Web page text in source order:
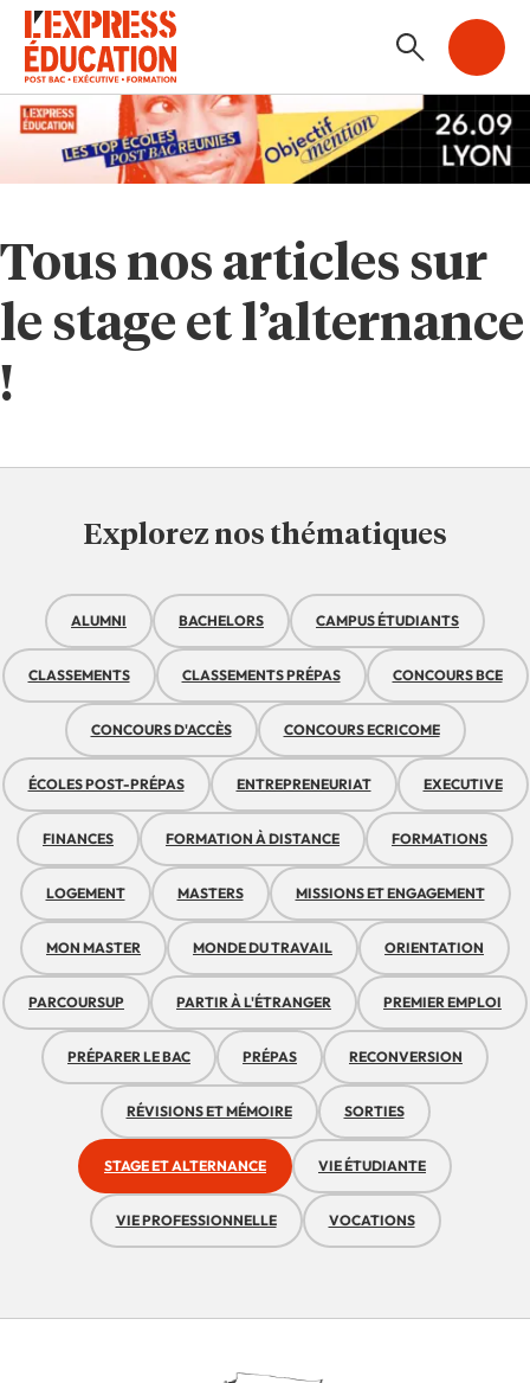
Tous nos articles sur
le stage et l’alternance
!
Explorez nos thématiques
ALUMNI BACHELORS CAMPUS ÉTUDIANTS
CLASSEMENTS CLASSEMENTS PRÉPAS CONCOURS BCE
CONCOURS D'ACCÈS CONCOURS ECRICOME
ÉCOLES POST-PRÉPAS ENTREPRENEURIAT EXECUTIVE
FINANCES FORMATION À DISTANCE FORMATIONS
LOGEMENT MASTERS MISSIONS ET ENGAGEMENT
MON MASTER MONDE DU TRAVAIL ORIENTATION
PARCOURSUP PARTIR À L'ÉTRANGER PREMIER EMPLOI
PRÉPARER LE BAC PRÉPAS RECONVERSION
RÉVISIONS ET MÉMOIRE SORTIES
STAGE ET ALTERNANCE VIE ÉTUDIANTE
VIE PROFESSIONNELLE VOCATIONS